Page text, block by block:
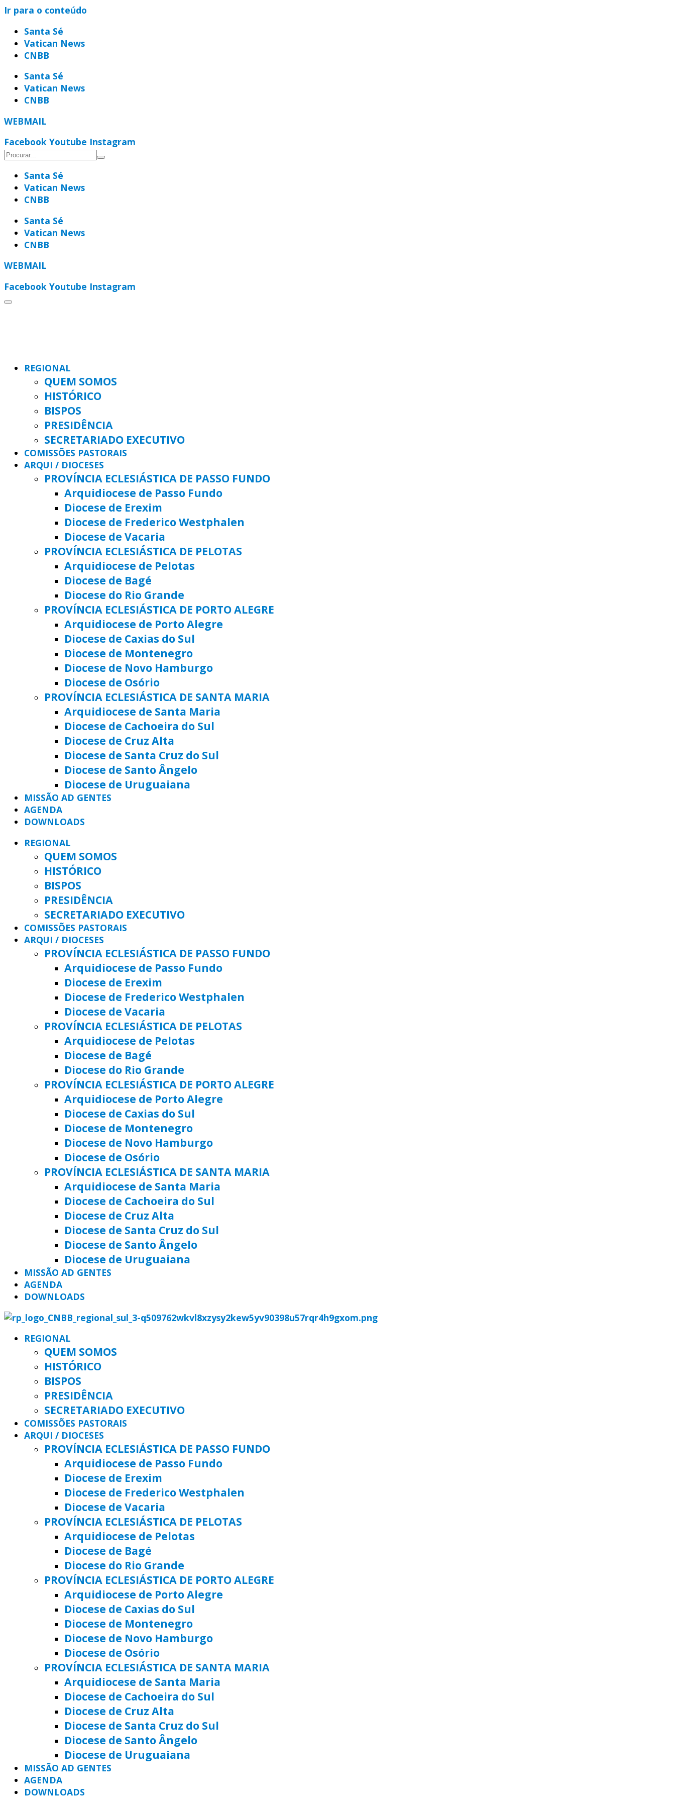
Ir para o conteúdo
Santa Sé
Vatican News
CNBB
Santa Sé
Vatican News
CNBB
WEBMAIL
Facebook Youtube Instagram
Santa Sé
Vatican News
CNBB
Santa Sé
Vatican News
CNBB
WEBMAIL
Facebook Youtube Instagram
REGIONAL
QUEM SOMOS
HISTÓRICO
BISPOS
PRESIDÊNCIA
SECRETARIADO EXECUTIVO
COMISSÕES PASTORAIS
ARQUI / DIOCESES
PROVÍNCIA ECLESIÁSTICA DE PASSO FUNDO
Arquidiocese de Passo Fundo
Diocese de Erexim
Diocese de Frederico Westphalen
Diocese de Vacaria
PROVÍNCIA ECLESIÁSTICA DE PELOTAS
Arquidiocese de Pelotas
Diocese de Bagé
Diocese do Rio Grande
PROVÍNCIA ECLESIÁSTICA DE PORTO ALEGRE
Arquidiocese de Porto Alegre
Diocese de Caxias do Sul
Diocese de Montenegro
Diocese de Novo Hamburgo
Diocese de Osório
PROVÍNCIA ECLESIÁSTICA DE SANTA MARIA
Arquidiocese de Santa Maria
Diocese de Cachoeira do Sul
Diocese de Cruz Alta
Diocese de Santa Cruz do Sul
Diocese de Santo Ângelo
Diocese de Uruguaiana
MISSÃO AD GENTES
AGENDA
DOWNLOADS
REGIONAL
QUEM SOMOS
HISTÓRICO
BISPOS
PRESIDÊNCIA
SECRETARIADO EXECUTIVO
COMISSÕES PASTORAIS
ARQUI / DIOCESES
PROVÍNCIA ECLESIÁSTICA DE PASSO FUNDO
Arquidiocese de Passo Fundo
Diocese de Erexim
Diocese de Frederico Westphalen
Diocese de Vacaria
PROVÍNCIA ECLESIÁSTICA DE PELOTAS
Arquidiocese de Pelotas
Diocese de Bagé
Diocese do Rio Grande
PROVÍNCIA ECLESIÁSTICA DE PORTO ALEGRE
Arquidiocese de Porto Alegre
Diocese de Caxias do Sul
Diocese de Montenegro
Diocese de Novo Hamburgo
Diocese de Osório
PROVÍNCIA ECLESIÁSTICA DE SANTA MARIA
Arquidiocese de Santa Maria
Diocese de Cachoeira do Sul
Diocese de Cruz Alta
Diocese de Santa Cruz do Sul
Diocese de Santo Ângelo
Diocese de Uruguaiana
MISSÃO AD GENTES
AGENDA
DOWNLOADS
REGIONAL
QUEM SOMOS
HISTÓRICO
BISPOS
PRESIDÊNCIA
SECRETARIADO EXECUTIVO
COMISSÕES PASTORAIS
ARQUI / DIOCESES
PROVÍNCIA ECLESIÁSTICA DE PASSO FUNDO
Arquidiocese de Passo Fundo
Diocese de Erexim
Diocese de Frederico Westphalen
Diocese de Vacaria
PROVÍNCIA ECLESIÁSTICA DE PELOTAS
Arquidiocese de Pelotas
Diocese de Bagé
Diocese do Rio Grande
PROVÍNCIA ECLESIÁSTICA DE PORTO ALEGRE
Arquidiocese de Porto Alegre
Diocese de Caxias do Sul
Diocese de Montenegro
Diocese de Novo Hamburgo
Diocese de Osório
PROVÍNCIA ECLESIÁSTICA DE SANTA MARIA
Arquidiocese de Santa Maria
Diocese de Cachoeira do Sul
Diocese de Cruz Alta
Diocese de Santa Cruz do Sul
Diocese de Santo Ângelo
Diocese de Uruguaiana
MISSÃO AD GENTES
AGENDA
DOWNLOADS